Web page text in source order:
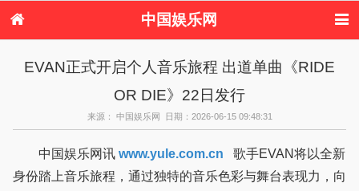
中国娱乐网
港台娱乐
日本娱乐 韩国娱乐
欧美娱乐
音乐新闻 影视新闻
港台明星八卦
日本韩国明星
欧美明星八卦
EVAN正式开启个人音乐旅程 出道单曲《RIDE
OR DIE》22日发行
来源： 中国娱乐网 日期：2026-06-15 09:48:31
中国娱乐网讯 www.yule.com.cn 歌手EVAN将以全新
身份踏上音乐旅程，通过独特的音乐色彩与舞台表现力，向